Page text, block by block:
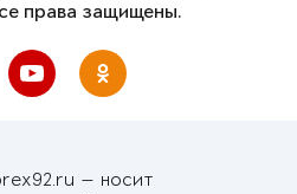
права защищены.
— носит